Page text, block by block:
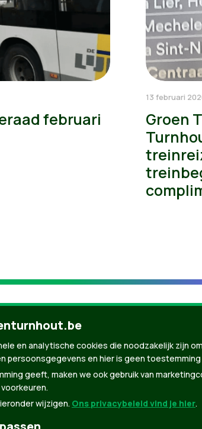
februari
13 februari
Groen
| Gemaakt metNationBuilder| Gebouwd
en analytische cookies die noodzakelijk zijn
persoonsgegevens en hier is geen toestemming
geeft, maken we ook gebruik van
wijzigen. Ons privacybeleid vind je hier.